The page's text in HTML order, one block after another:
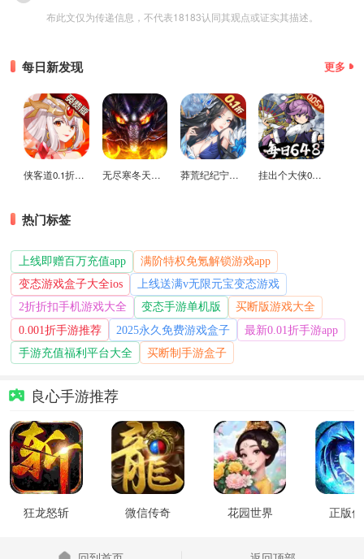
布此文仅为传递信息，不代表18183认同其观点或证实其描述。
每日新发现 更多
侠客道0.1折变态版 无尽寒冬天蛇新春送礼版 莽荒纪纪宁传奇0.1折送无限连抽版 挂出个大侠0.05折免单福利版
热门标签
上线即赠百万充值app
满阶特权免氪解锁游戏app
变态游戏盒子大全ios
上线送满v无限元宝变态游戏
2折折扣手机游戏大全
变态手游单机版
买断版游戏大全
0.001折手游推荐
2025永久免费游戏盒子
最新0.01折手游app
手游充值福利平台大全
买断制手游盒子
良心手游推荐
狂龙怒斩 微信传奇 花园世界 正版